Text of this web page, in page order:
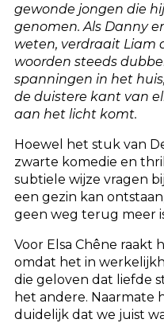
gewonde jongen die
genomen. Als Danny
weten, verdraait Liam
woorden steeds
spanningen in het
de duistere kant van
aan het licht komt.
Hoewel het stuk van
zwarte komedie en
subtiele wijze vragen
een gezin kan
geen weg terug meer
Voor Elsa Chêne raakt
omdat het in
die geloven dat liefde
het andere.
duidelijk dat we juist